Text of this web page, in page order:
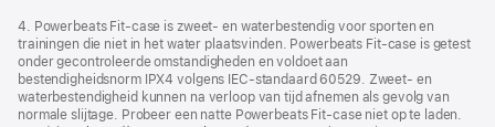
4. Powerbeats Fit-case is zweet- en waterbestendig voor sporten en
trainingen die niet in het water plaatsvinden. Powerbeats Fit-case is getest
onder gecontroleerde omstandigheden en voldoet aan
bestendigheidsnorm IPX4 volgens IEC-standaard 60529. Zweet- en
waterbestendigheid kunnen na verloop van tijd afnemen als gevolg van
normale slijtage. Probeer een natte Powerbeats Fit-case niet op te laden.